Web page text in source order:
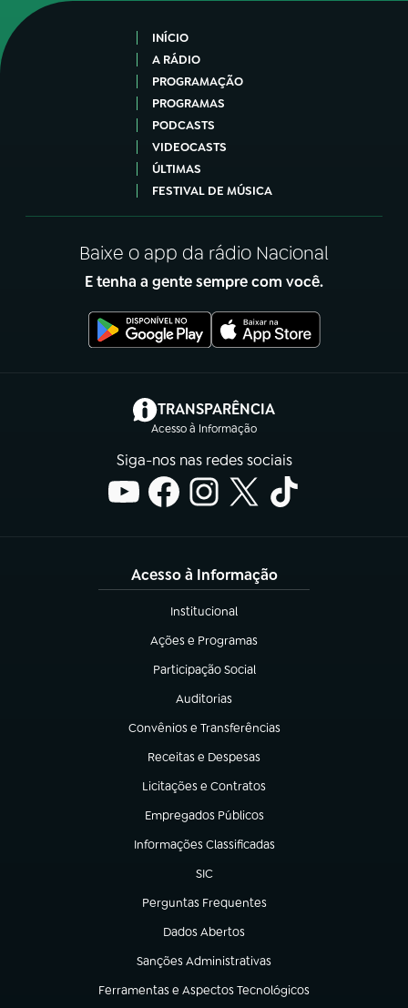
INÍCIO
A RÁDIO
PROGRAMAÇÃO
PROGRAMAS
PODCASTS
VIDEOCASTS
ÚLTIMAS
FESTIVAL DE MÚSICA
Baixe o app da rádio Nacional
E tenha a gente sempre com você.
TRANSPARÊNCIA
Acesso à Informação
(abre em nova aba)
Siga-nos nas redes sociais
Acesso à Informação
Institucional
(abre em nova aba)
Ações e Programas
(abre em nova aba)
Participação Social
(abre em nova aba)
Auditorias
(abre em nova aba)
Convênios e Transferências
(abre em nova aba)
Receitas e Despesas
(abre em nova aba)
Licitações e Contratos
(abre em nova aba)
Empregados Públicos
(abre em nova aba)
Informações Classificadas
(abre em nova aba)
SIC
(abre em nova aba)
Perguntas Frequentes
(abre em nova aba)
Dados Abertos
(abre em nova aba)
Sanções Administrativas
(abre em nova aba)
Ferramentas e Aspectos Tecnológicos
(abre em nova aba)